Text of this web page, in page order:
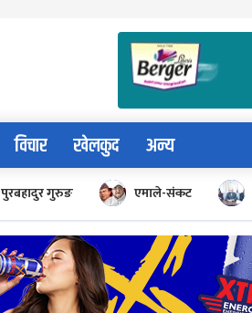
विचार खेलकुद अन्य
पुरबहादुर गुरुङ एमाले-संकट